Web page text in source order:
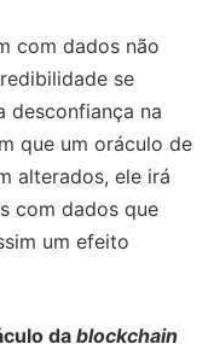
com dados não
se
desconfiança na
que um oráculo de
alterados, ele irá
com dados que
um efeito
da blockchain